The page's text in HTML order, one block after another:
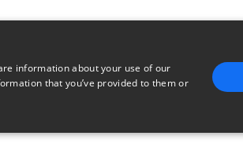
information about your use of our
that you’ve provided to them or